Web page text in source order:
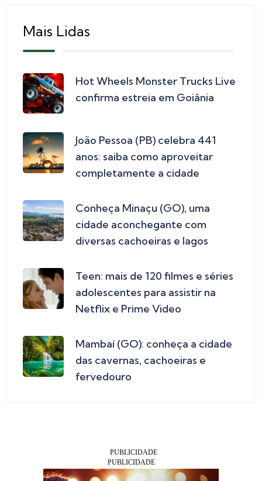
Mais Lidas
Hot Wheels Monster Trucks Live
confirma estreia em Goiânia
João Pessoa (PB) celebra 441
anos: saiba como aproveitar
completamente a cidade
Conheça Minaçu (GO), uma
cidade aconchegante com
diversas cachoeiras e lagos
Teen: mais de 120 filmes e séries
adolescentes para assistir na
Netflix e Prime Video
Mambaí (GO): conheça a cidade
das cavernas, cachoeiras e
fervedouro